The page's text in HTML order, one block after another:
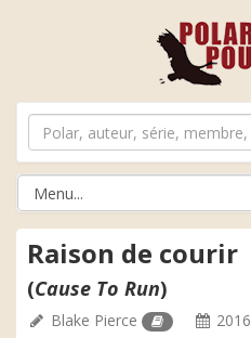
Raison de courir
(Cause To Run)
Blake Pierce 2016